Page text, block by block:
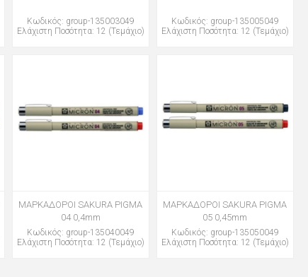
Κωδικός: group-135003049
Ελάχιστη Ποσότητα: 12 (Τεμάχιο)
Κωδικός: group-135005049
Ελάχιστη Ποσότητα: 12 (Τεμάχιο)
ΜΑΡΚΑΔΟΡΟΙ SAKURA PIGMA
04 0,4mm
Κωδικός: group-135040049
Ελάχιστη Ποσότητα: 12 (Τεμάχιο)
ΜΑΡΚΑΔΟΡΟΙ SAKURA PIGMA
05 0,45mm
Κωδικός: group-135050049
Ελάχιστη Ποσότητα: 12 (Τεμάχιο)